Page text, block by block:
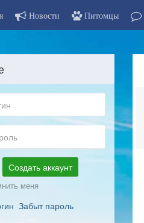
Новости Питомцы
Создать аккаунт
меня
Забыт пароль